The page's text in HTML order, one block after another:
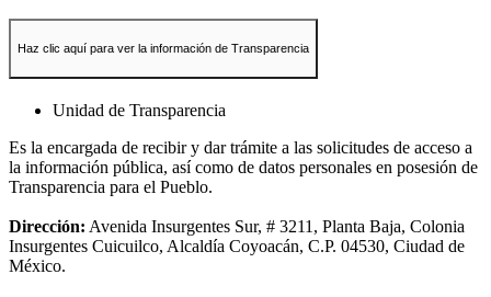
Haz clic aquí para ver la información de Transparencia
Unidad de Transparencia
Es la encargada de recibir y dar trámite a las solicitudes de acceso a
la información pública, así como de datos personales en posesión de
Transparencia para el Pueblo.
Dirección: Avenida Insurgentes Sur, # 3211, Planta Baja, Colonia
Insurgentes Cuicuilco, Alcaldía Coyoacán, C.P. 04530, Ciudad de
México.